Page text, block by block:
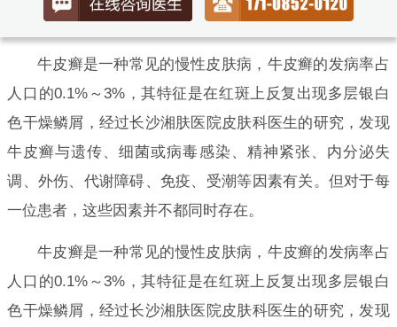
牛皮癣是一种常见的慢性皮肤病，牛皮癣的发病率占
人口的0.1%～3%，其特征是在红斑上反复出现多层银白
色干燥鳞屑，经过长沙湘肤医院皮肤科医生的研究，发现
牛皮癣与遗传、细菌或病毒感染、精神紧张、内分泌失
调、外伤、代谢障碍、免疫、受潮等因素有关。但对于每
一位患者，这些因素并不都同时存在。
牛皮癣是一种常见的慢性皮肤病，牛皮癣的发病率占
人口的0.1%～3%，其特征是在红斑上反复出现多层银白
色干燥鳞屑，经过长沙湘肤医院皮肤科医生的研究，发现